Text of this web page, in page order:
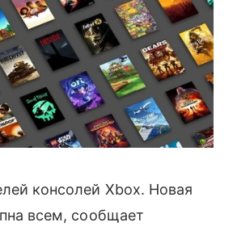
консолей Xbox. Новая
всем, сообщает